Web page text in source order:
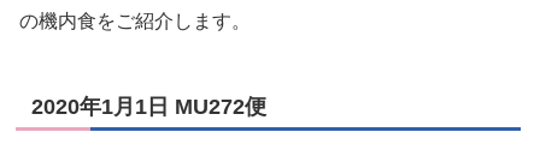
の機内食をご紹介します。
2020年1月1日 MU272便